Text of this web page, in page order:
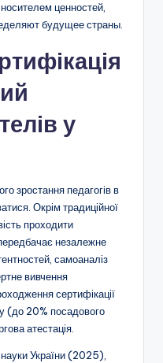
ценностей,
будущее страны.
у
зростання педагогів в
Окрім традиційної
проходити
незалежне
самоаналіз
вивчення
сертифікації
(до 20% посадового
атестація.
науки України (2025),